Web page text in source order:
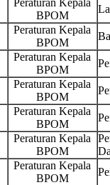
Peraturan Kepala
BPOM
Peraturan Kepala
BPOM
Peraturan Kepala
BPOM
Peraturan Kepala
BPOM
Peraturan Kepala
BPOM
Peraturan Kepala
BPOM
Peraturan Kepala
BPOM